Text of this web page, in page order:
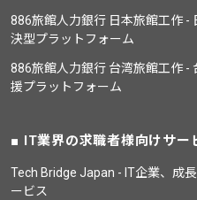
886旅館人力銀行 日本旅館工作 -
決型プラットフォーム
886旅館人力銀行 台湾旅館工作 -
援プラットフォーム
IT業界の求職者様向けサー
Tech Bridge Japan - IT企業、成
ービス